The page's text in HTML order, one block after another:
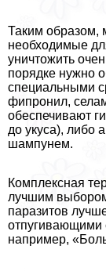
Таким образом,
необходимые
уничтожить
порядке нужно
специальными
фипронил,
обеспечивают
до укуса), либо
шампунем.
Комплексная
лучшим
паразитов
отпугивающими
например,